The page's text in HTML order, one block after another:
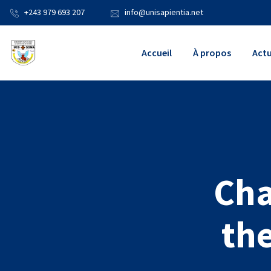
+243 979 693 207 info@unisapientia.net
Accueil À propos